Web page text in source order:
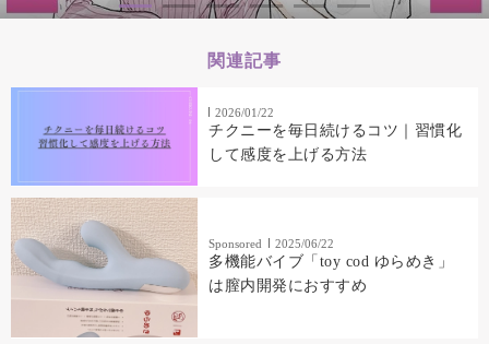
関連記事
2026/01/22
チクニーを毎日続けるコツ｜習慣化
して感度を上げる方法
Sponsored 2025/06/22
多機能バイブ「toy cod ゆらめき」
は膣内開発におすすめ